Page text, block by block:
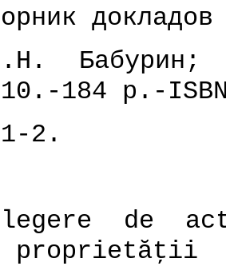
докладов
Бабурин;
184 p.-
2.
de
proprietăţii